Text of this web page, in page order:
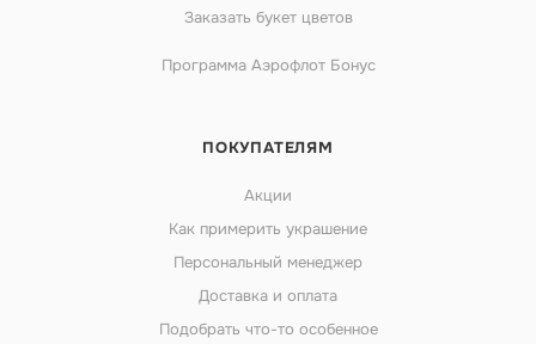
Заказать букет цветов
Программа Аэрофлот Бонус
ПОКУПАТЕЛЯМ
Акции
Как примерить украшение
Персональный менеджер
Доставка и оплата
Подобрать что-то особенное